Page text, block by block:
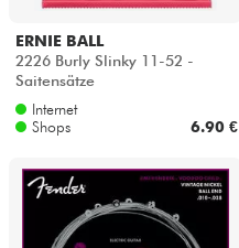
ERNIE BALL
2226 Burly Slinky 11-52 -
Saitensätze
Internet
Shops
6.90 €